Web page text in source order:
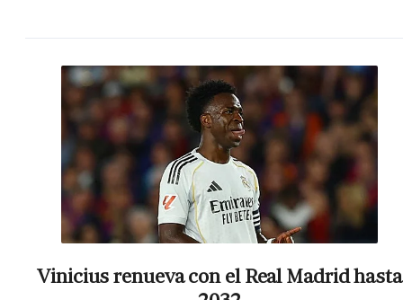
Vinicius renueva con el Real Madrid hasta